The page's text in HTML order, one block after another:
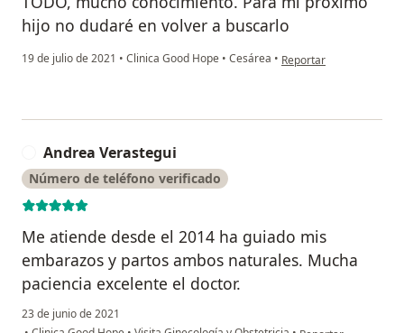
hijo no dudaré en volver a buscarlo
19 de julio de 2021 • Clinica Good Hope • Cesárea • en opinión del usuario
Reportar
Andrea Verastegui
Número de teléfono verificado
Me atiende desde el 2014 ha guiado mis
embarazos y partos ambos naturales. Mucha
paciencia excelente el doctor.
23 de junio de 2021
en opinión del